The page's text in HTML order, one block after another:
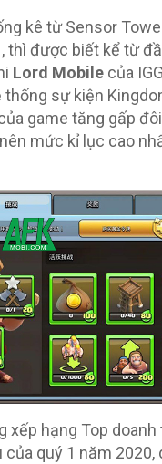
kê từ Sensor
thì được biết kể từ
Lord Mobile của
thống sự kiện
game tăng gấp
mức kỉ lục cao
xếp hạng Top doanh
quý 1 năm 2020,